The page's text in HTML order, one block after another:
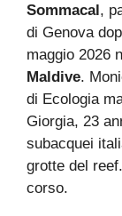
Sommacal,
di Genova
maggio 2026
Maldive.
di Ecologia
Giorgia, 23
subacquei
grotte del
corso.